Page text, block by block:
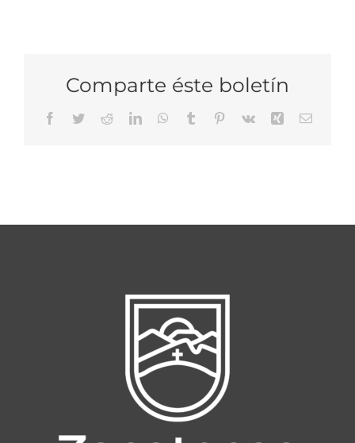
Comparte éste boletín
Facebook
TwitterRedditLinkedInWhatsApp
Tumblr Pinterest
Vk Xing Email